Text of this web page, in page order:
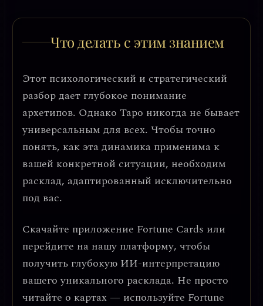
Что делать с этим знанием
Этот психологический и стратегический
разбор дает глубокое понимание
архетипов. Однако Таро никогда не бывает
универсальным для всех. Чтобы точно
понять, как эта динамика применима к
вашей конкретной ситуации, необходим
расклад, адаптированный исключительно
под вас.
Скачайте приложение Fortune Cards или
перейдите на нашу платформу, чтобы
получить глубокую ИИ-интерпретацию
вашего уникального расклада. Не просто
читайте о картах — используйте Fortune